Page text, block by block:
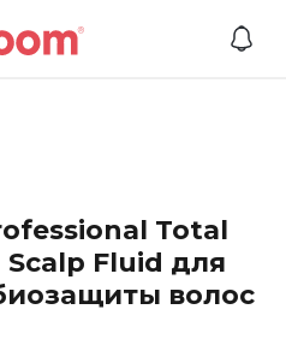
Total
Fluid для
волос